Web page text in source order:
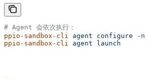
# Agent 会依次执行：
ppio-sandbox-cli agent configure -n
ppio-sandbox-cli agent launch